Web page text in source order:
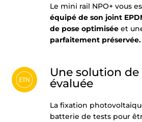
Le mini rail NPO+ vous
équipé de son joint
de pose optimiséeet
parfaitement préservée.
Une solution
évaluée
La fixation
batterie de tests pour